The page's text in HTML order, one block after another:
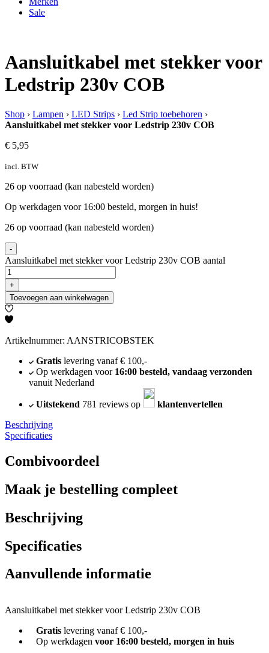
Sale
Aansluitkabel met stekker voor
Ledstrip 230v COB
Shop › Lampen › LED Strips › Led Strip toebehoren ›
Aansluitkabel met stekker voor Ledstrip 230v COB
€ 5,95
incl. BTW
26 op voorraad (kan nabesteld worden)
Op werkdagen voor 16:00 besteld, morgen in huis!
26 op voorraad (kan nabesteld worden)
-
Aansluitkabel met stekker voor Ledstrip 230v COB aantal
+
Toevoegen aan winkelwagen
Artikelnummer: AANSTRICOBSTEK
Gratislevering vanaf € 100,-
Op werkdagen voor 16:00 besteld, vandaag verzonden
vanuit Nederland
Uitstekend 781 reviews op
klantenvertellen
Beschrijving
Specificaties
Combivoordeel
Maak je bestelling compleet
Beschrijving
Specificaties
Aanvullende informatie
Aansluitkabel met stekker voor Ledstrip 230v COB
Gratislevering vanaf € 100,-
Op werkdagen voor 16:00 besteld, morgen in huis